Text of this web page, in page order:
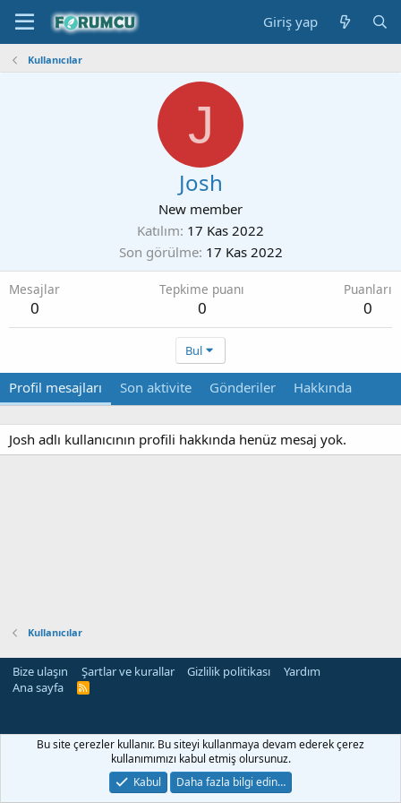
Giriş yap
Kullanıcılar
J
Josh
New member
Katılım 17 Kas 2022
Son görülme 17 Kas 2022
Mesajlar
0
Tepkime puanı
0
Puanları
0
Bul
Profil mesajları Son aktivite Gönderiler Hakkında
Josh adlı kullanıcının profili hakkında henüz mesaj yok.
Kullanıcılar
Bize ulaşın Şartlar ve kurallar Gizlilik politikası
Yardım
Ana sayfa
R
siteleri
Bu site çerezler kullanır. Bu siteyi kullanmaya devam ederek çerez
kullanımımızı kabul etmiş olursunuz.
Kabul
Daha fazla bilgi edin…